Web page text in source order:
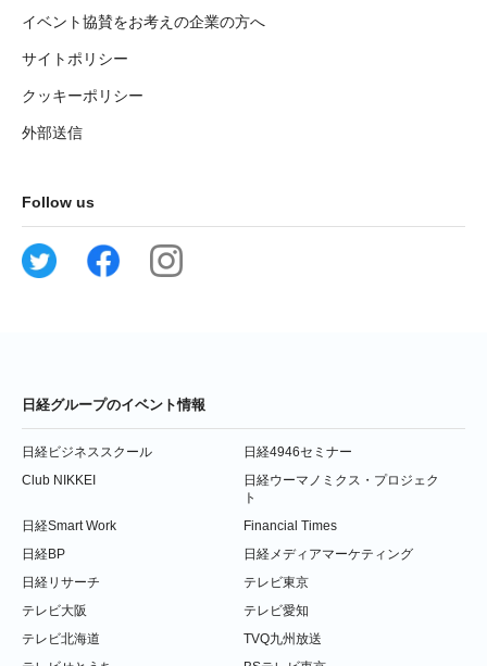
イベント協賛をお考えの企業の方へ
サイトポリシー
クッキーポリシー
外部送信
Follow us
日経グループのイベント情報
日経ビジネススクール
日経4946セミナー
Club NIKKEI
日経ウーマノミクス・プロジェク
ト
日経Smart Work
Financial Times
日経BP
日経メディアマーケティング
日経リサーチ
テレビ東京
テレビ大阪
テレビ愛知
テレビ北海道
TVQ九州放送